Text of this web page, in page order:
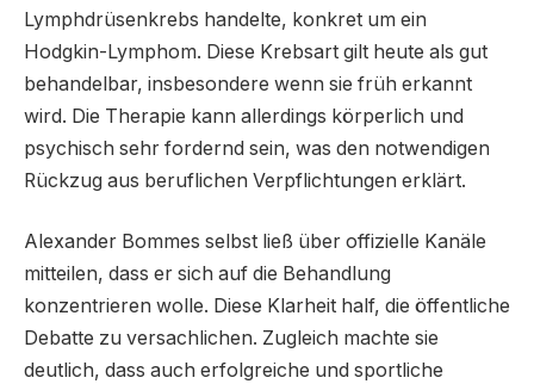
Lymphdrüsenkrebs handelte, konkret um ein
Hodgkin-Lymphom. Diese Krebsart gilt heute als gut
behandelbar, insbesondere wenn sie früh erkannt
wird. Die Therapie kann allerdings körperlich und
psychisch sehr fordernd sein, was den notwendigen
Rückzug aus beruflichen Verpflichtungen erklärt.
Alexander Bommes selbst ließ über offizielle Kanäle
mitteilen, dass er sich auf die Behandlung
konzentrieren wolle. Diese Klarheit half, die öffentliche
Debatte zu versachlichen. Zugleich machte sie
deutlich, dass auch erfolgreiche und sportliche